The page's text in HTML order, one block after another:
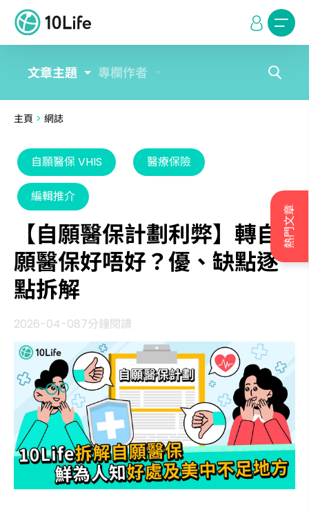
熱門文章
文章主題 專欄作者
主頁 > 網誌
自願醫保 VHIS 醫療保險
編輯推介
【自願醫保計劃利弊】轉自
願醫保好唔好？優、缺點逐
點拆解
2026-04-087分鐘閱讀